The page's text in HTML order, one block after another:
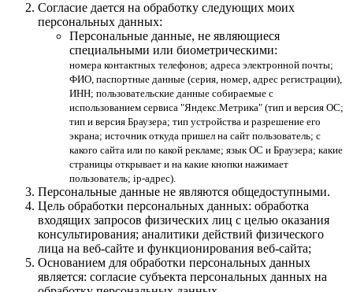
Согласие дается на обработку следующих моих
персональных данных:
Персональные данные, не являющиеся
специальными или биометрическими:
номера контактных телефонов; адреса электронной почты;
ФИО, паспортные данные (серия, номер, адрес регистрации),
ИНН; пользовательские данные собираемые с
использованием сервиса "Яндекс.Метрика" (тип и версия ОС;
тип и версия Браузера; тип устройства и разрешение его
экрана; источник откуда пришел на сайт пользователь; с
какого сайта или по какой рекламе; язык ОС и Браузера; какие
страницы открывает и на какие кнопки нажимает
пользователь; ip-адрес).
Персональные данные не являются общедоступными.
Цель обработки персональных данных: обработка
входящих запросов физических лиц с целью оказания
консультирования; аналитики действий физического
лица на веб-сайте и функционирования веб-сайта;
Основанием для обработки персональных данных
является: согласие субъекта персональных данных на